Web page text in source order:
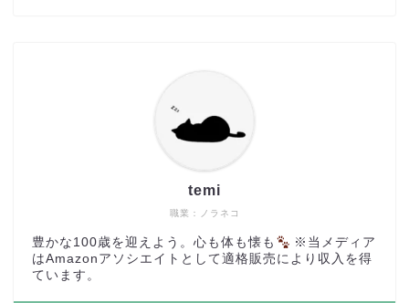
職業：ノラネコ
temi
豊かな100歳を迎えよう。心も体も懐も
※当メディア
はAmazonアソシエイトとして適格販売により収入を得
ています。